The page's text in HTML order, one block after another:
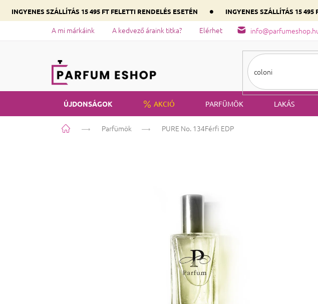
INGYENES SZÁLLÍTÁS 15 495 FT FELETTI RENDELÉS ESETÉN • INGYENES SZÁLLÍTÁS 15 495
A mi márkáink A kedvező áraink titka? Elérhetőség A parfüm
ÚJDONSÁGOK AKCIÓ PARFÜMÖK LAKÁS
Kezdőlap Parfümök PURE No. 134Férfi EDP